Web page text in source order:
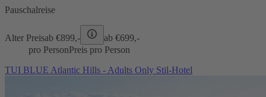
Pauschalreise
Alter Preisab €899,- ab €699,-
pro PersonPreis pro Person
TUI BLUE Atlantic Hills - Adults Only Stil-Hotel